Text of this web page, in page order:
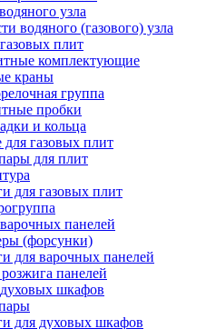
узла
водяного (газового) узла
плит
комплектующие
краны
группа
пробки
и кольца
для газовых плит
для плит
для газовых плит
панелей
(форсунки)
для варочных панелей
панелей
шкафов
для духовых шкафов